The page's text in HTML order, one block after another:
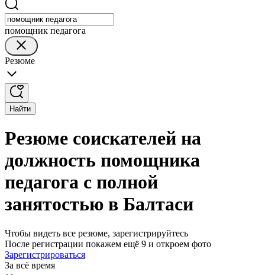
помощник педагога
Резюме
Найти
Резюме соискателей на
должность помощника
педагога с полной
занятостью в Балтаси
Чтобы видеть все резюме, зарегистрируйтесь
После регистрации покажем ещё 9 и откроем фото
Зарегистрироваться
За всё время